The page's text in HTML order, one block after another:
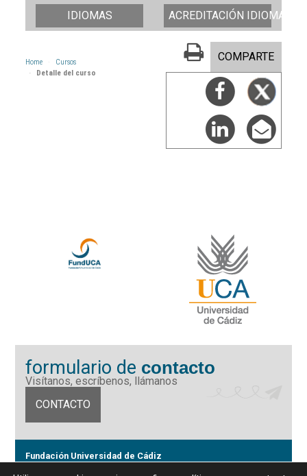
IDIOMAS ACREDITACIÓN IDIOMAS
Home
Cursos
Detalle del curso
COMPARTE
formulario de contacto
Visítanos, escríbenos, llámanos
CONTACTO
Fundación Universidad de Cádiz